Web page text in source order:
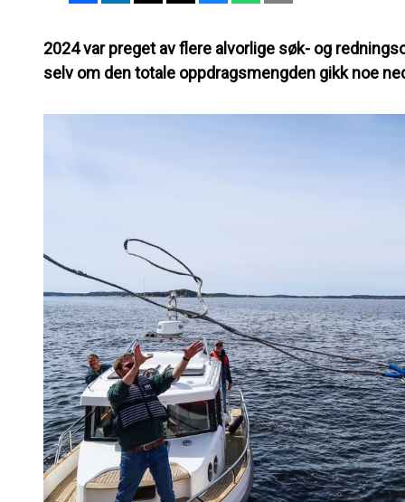
2024 var preget av flere alvorlige søk- og
selv om den totale oppdragsmengden gikk noe